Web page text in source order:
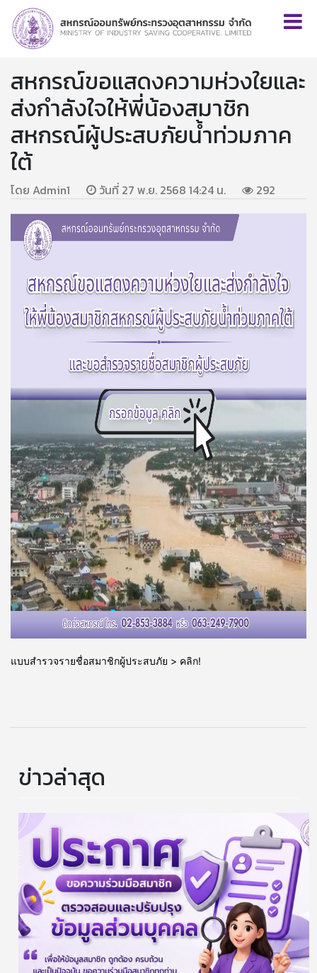
สหกรณ์ขอแสดงความห่วงใยและ
ส่งกำลังใจให้พี่น้องสมาชิก
สหกรณ์ผู้ประสบภัยน้ำท่วมภาค
ใต้
โดย Admin1 วันที่ 27 พ.ย. 2568 14:24 น. 292
แบบสำรวจรายชื่อสมาชิกผู้ประสบภัย > คลิก!
ข่าวล่าสุด